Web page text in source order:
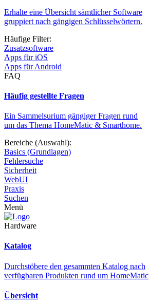
Erhalte eine Übersicht sämtlicher Software
gruppiert nach gängigen Schlüsselwörtern.
Häufige Filter:
Zusatzsoftware
Apps für iOS
Apps für Android
FAQ
Häufig gestellte Fragen
Ein Sammelsurium gängiger Fragen rund
um das Thema HomeMatic & Smarthome.
Bereiche (Auswahl):
Basics (Grundlagen)
Fehlersuche
Sicherheit
WebUI
Praxis
Suchen
Menü
Hardware
Katalog
Durchstöbere den gesammten Katalog nach
verfügbaren Produkten rund um HomeMatic
Übersicht